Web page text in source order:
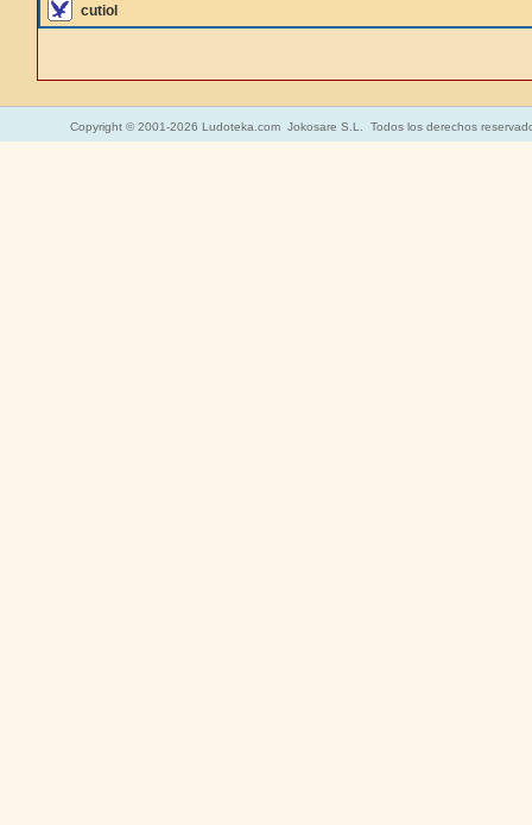
cutiol
Copyright © 2001-2026 Ludoteka.com Jokosare S.L. Todos los derechos